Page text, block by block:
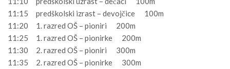
11:15 predškolski izrast – devojčice 100m
11:20 1. razred OŠ – pioniri 200m
11:25 1. razred OŠ – pionirke 200m
11:30 2. razred OŠ – pioniri 300m
11:35 2. razred OŠ – pionirke 300m